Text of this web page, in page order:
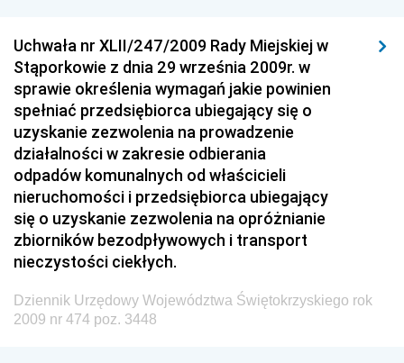
Dziennik Urzędowy Ministra Rozwoju i Finansów
Dziennik Urzędowy Wyższego Urzędu Górniczego
Dziennik Urzędowy Prezesa Urzędu Transportu
Kolejowego
Dziennik Urzędowy Ministra Przedsiębiorczości i
Technologii
Dziennik Urzędowy Ministra Inwestycji i Rozwoju
Dziennik Urzędowy Naczelnego Dyrektora Archiwów
Państwowych
Dziennik Urzędowy Ministra Finansów, Inwestycji i
Rozwoju
Uchwała nr XLII/247/2009 Rady Miejskiej w
Stąporkowie z dnia 29 września 2009r. w
sprawie określenia wymagań jakie powinien
spełniać przedsiębiorca ubiegający się o
uzyskanie zezwolenia na prowadzenie
działalności w zakresie odbierania
odpadów komunalnych od właścicieli
nieruchomości i przedsiębiorca ubiegający
się o uzyskanie zezwolenia na opróżnianie
zbiorników bezodpływowych i transport
nieczystości ciekłych.
Dziennik Urzędowy Województwa Świętokrzyskiego rok
2009 nr 474 poz. 3448